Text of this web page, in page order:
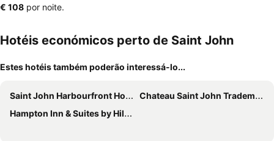
‎€ 108 por noite.
Hotéis económicos perto de Saint John
Estes hotéis também poderão interessá-lo...
Saint John Harbourfront Hotel
Chateau Saint John Trademark Collection by Wyndham
Hampton Inn & Suites by Hilton Saint John